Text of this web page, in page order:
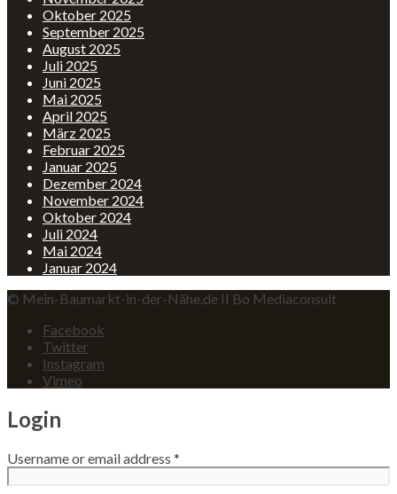
Oktober 2025
September 2025
August 2025
Juli 2025
Juni 2025
Mai 2025
April 2025
März 2025
Februar 2025
Januar 2025
Dezember 2024
November 2024
Oktober 2024
Juli 2024
Mai 2024
Januar 2024
© Mein-Baumarkt-in-der-Nähe.de II Bo Mediaconsult
Facebook
Twitter
Instagram
Vimeo
Login
Username or email address *